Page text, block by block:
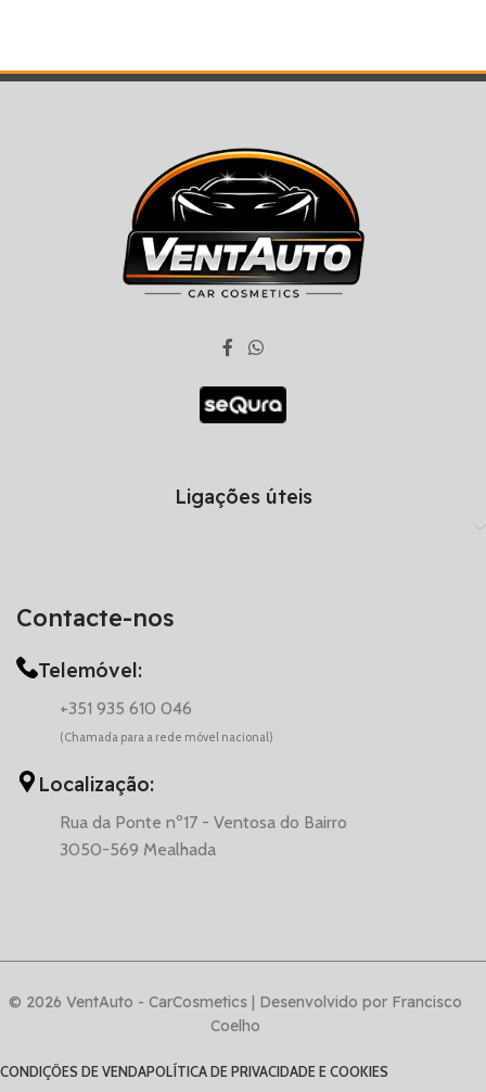
Contacte-nos
Telemóvel:
+351 935 610 046
(Chamada para a rede móvel nacional)
Localização:
Rua da Ponte nº17 - Ventosa do Bairro
3050-569 Mealhada
Ligações úteis
© 2026 VentAuto - CarCosmetics | Desenvolvido por Francisco
Coelho
CONDIÇÕES DE VENDAPOLÍTICA DE PRIVACIDADE E COOKIES